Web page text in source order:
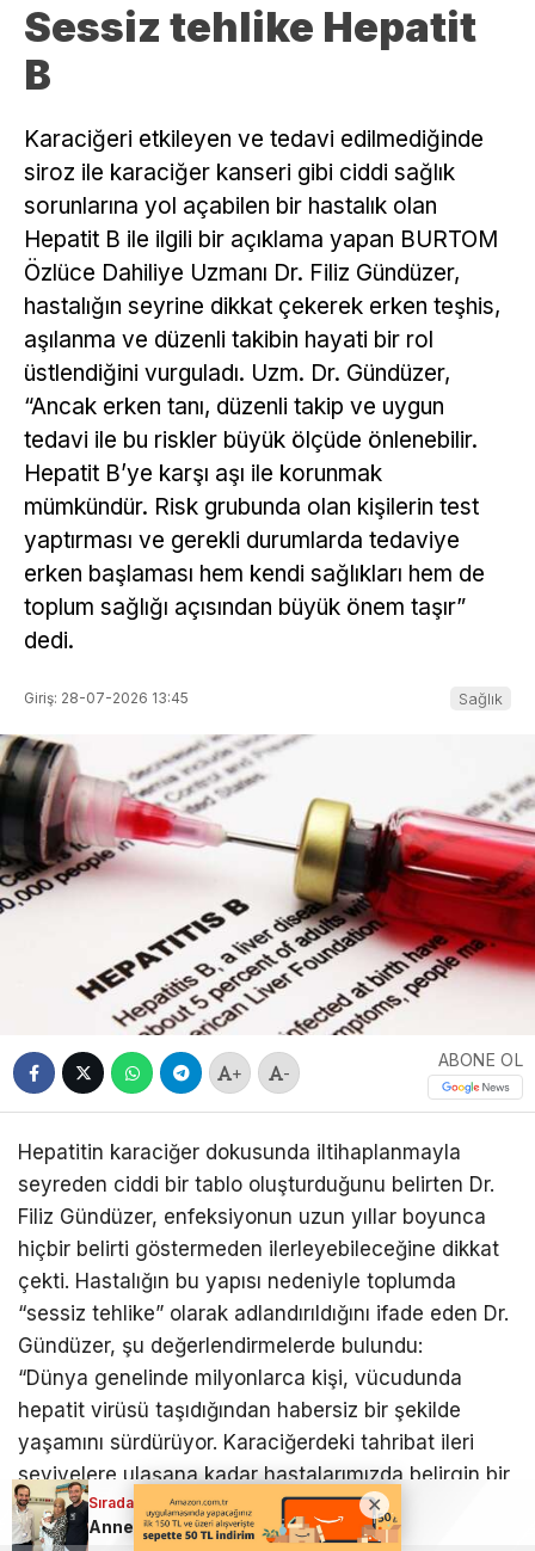
Sessiz tehlike Hepatit
B
Karaciğeri etkileyen ve tedavi edilmediğinde
siroz ile karaciğer kanseri gibi ciddi sağlık
sorunlarına yol açabilen bir hastalık olan
Hepatit B ile ilgili bir açıklama yapan BURTOM
Özlüce Dahiliye Uzmanı Dr. Filiz Gündüzer,
hastalığın seyrine dikkat çekerek erken teşhis,
aşılanma ve düzenli takibin hayati bir rol
üstlendiğini vurguladı. Uzm. Dr. Gündüzer,
“Ancak erken tanı, düzenli takip ve uygun
tedavi ile bu riskler büyük ölçüde önlenebilir.
Hepatit B’ye karşı aşı ile korunmak
mümkündür. Risk grubunda olan kişilerin test
yaptırması ve gerekli durumlarda tedaviye
erken başlaması hem kendi sağlıkları hem de
toplum sağlığı açısından büyük önem taşır”
dedi.
Giriş: 28-07-2026 13:45 Sağlık
+ -
ABONE OL
Hepatitin karaciğer dokusunda iltihaplanmayla
seyreden ciddi bir tablo oluşturduğunu belirten Dr.
Filiz Gündüzer, enfeksiyonun uzun yıllar boyunca
hiçbir belirti göstermeden ilerleyebileceğine dikkat
çekti. Hastalığın bu yapısı nedeniyle toplumda
“sessiz tehlike” olarak adlandırıldığını ifade eden Dr.
Gündüzer, şu değerlendirmelerde bulundu:
“Dünya genelinde milyonlarca kişi, vücudunda
hepatit virüsü taşıdığından habersiz bir şekilde
yaşamını sürdürüyor. Karaciğerdeki tahribat ileri
seviyelere ulaşana kadar hastalarımızda belirgin bir
şikâyet ortaya çıkmayabilir. Ancak müdahale
edilmediğinde süreç, maalesef siroz ve karaciğer
Sıradaki Haber
Anne karnındaki bebeğin ciğerine operasyon